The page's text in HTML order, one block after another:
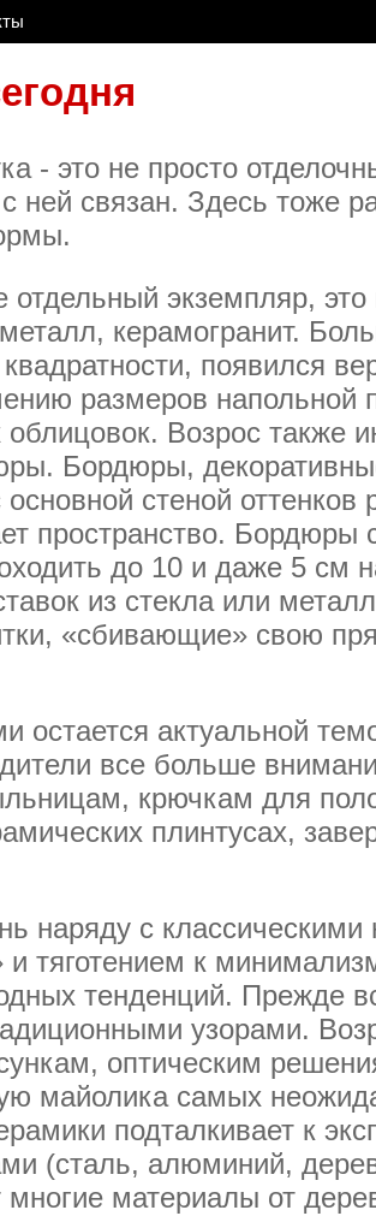
- это не просто
ней связан. Здесь тоже
отдельный экземпляр,
керамогранит.
появился
размеров напольной
Возрос также
Бордюры,
стеной
пространство.
до 10 и даже 5 см
из стекла или
«сбивающие» свою
остается актуальной
все больше
крючкам для
плинтусах,
наряду с
и тяготением к
тенденций. Прежде
узорами.
оптическим
майолика самых
подталкивает к
(сталь, алюминий,
материалы от